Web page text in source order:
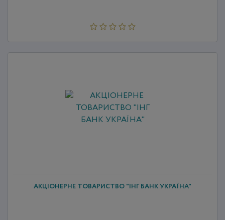
АКЦІОНЕРНЕ ТОВАРИСТВО "ІНГ БАНК УКРАЇНА"